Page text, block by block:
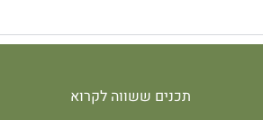
תכנים ששווה לקרוא